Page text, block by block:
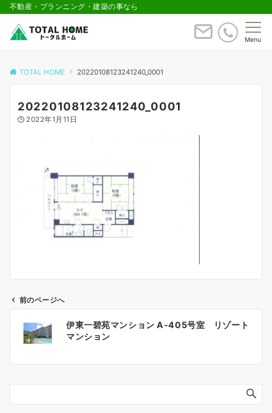
不動産・プランニング・建築の事なら
Menu
TOTAL HOME 20220108123241240_0001
20220108123241240_0001
2022年1月11日
シ
前のページへ
伊東一碧苑マンション A-405号室 リゾート
マンション